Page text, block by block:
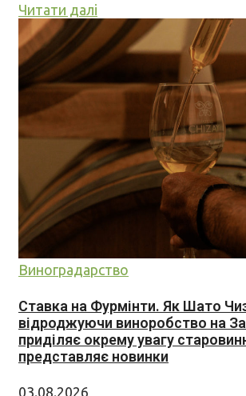
Читати далі
Виноградарство
Ставка на Фурмінти. Як Шато
відроджуючи виноробство на
приділяє окрему увагу
представляє новинки
03.08.2026